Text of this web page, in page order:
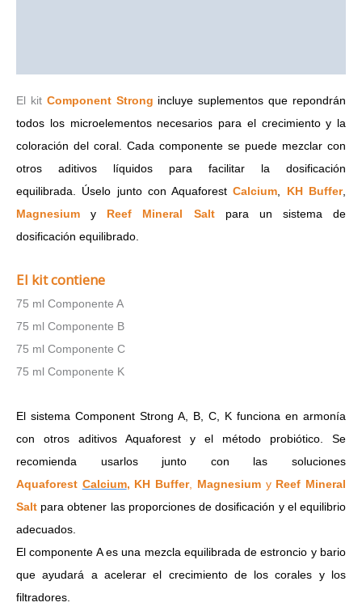
El kit Component Strong incluye suplementos que repondrán
todos los microelementos necesarios para el crecimiento y la
coloración del coral. Cada componente se puede mezclar con
otros aditivos líquidos para facilitar la dosificación
equilibrada. Úselo junto con AquaforestCalcium KH Buffer
Magnesium y Reef Mineral Saltpara un sistema de
dosificación equilibrado.
El kit contiene
75 ml Componente A
75 ml Componente B
75 ml Componente C
75 ml Componente K
El sistema Component Strong A, B, C, K funciona en armonía
con otros aditivos Aquaforest y el método probiótico. Se
recomienda usarlos junto con las soluciones
Aquaforest Calcium, KH Buffer, Magnesiumy Reef Mineral
Salt para obtener las proporciones de dosificación y el equilibrio
adecuados.
El componente A es una mezcla equilibrada de estroncio y bario
que ayudará a acelerar el crecimiento de los corales y los
filtradores.